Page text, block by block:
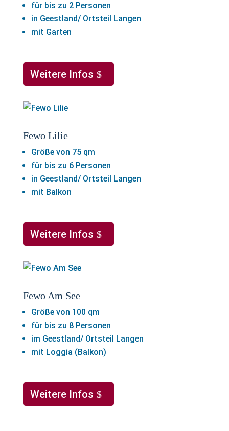
für bis zu 2 Personen
in Geestland/ Ortsteil Langen
mit Garten
Weitere Infos
Fewo Lilie
Größe von 75 qm
für bis zu 6 Personen
in Geestland/ Ortsteil Langen
mit Balkon
Weitere Infos
Fewo Am See
Größe von 100 qm
für bis zu 8 Personen
im Geestland/ Ortsteil Langen
mit Loggia (Balkon)
Weitere Infos